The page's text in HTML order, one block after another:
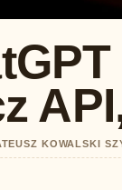
KOWALSKI